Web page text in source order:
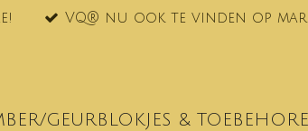
VQ® nu ook te vinden op
GEURBLOKJES &